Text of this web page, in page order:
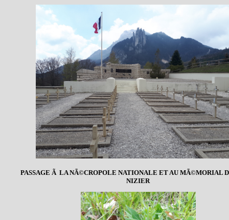
PASSAGE Ã LA NÃ©CROPOLE NATIONALE ET AU MÃ©MORIAL
NIZIER